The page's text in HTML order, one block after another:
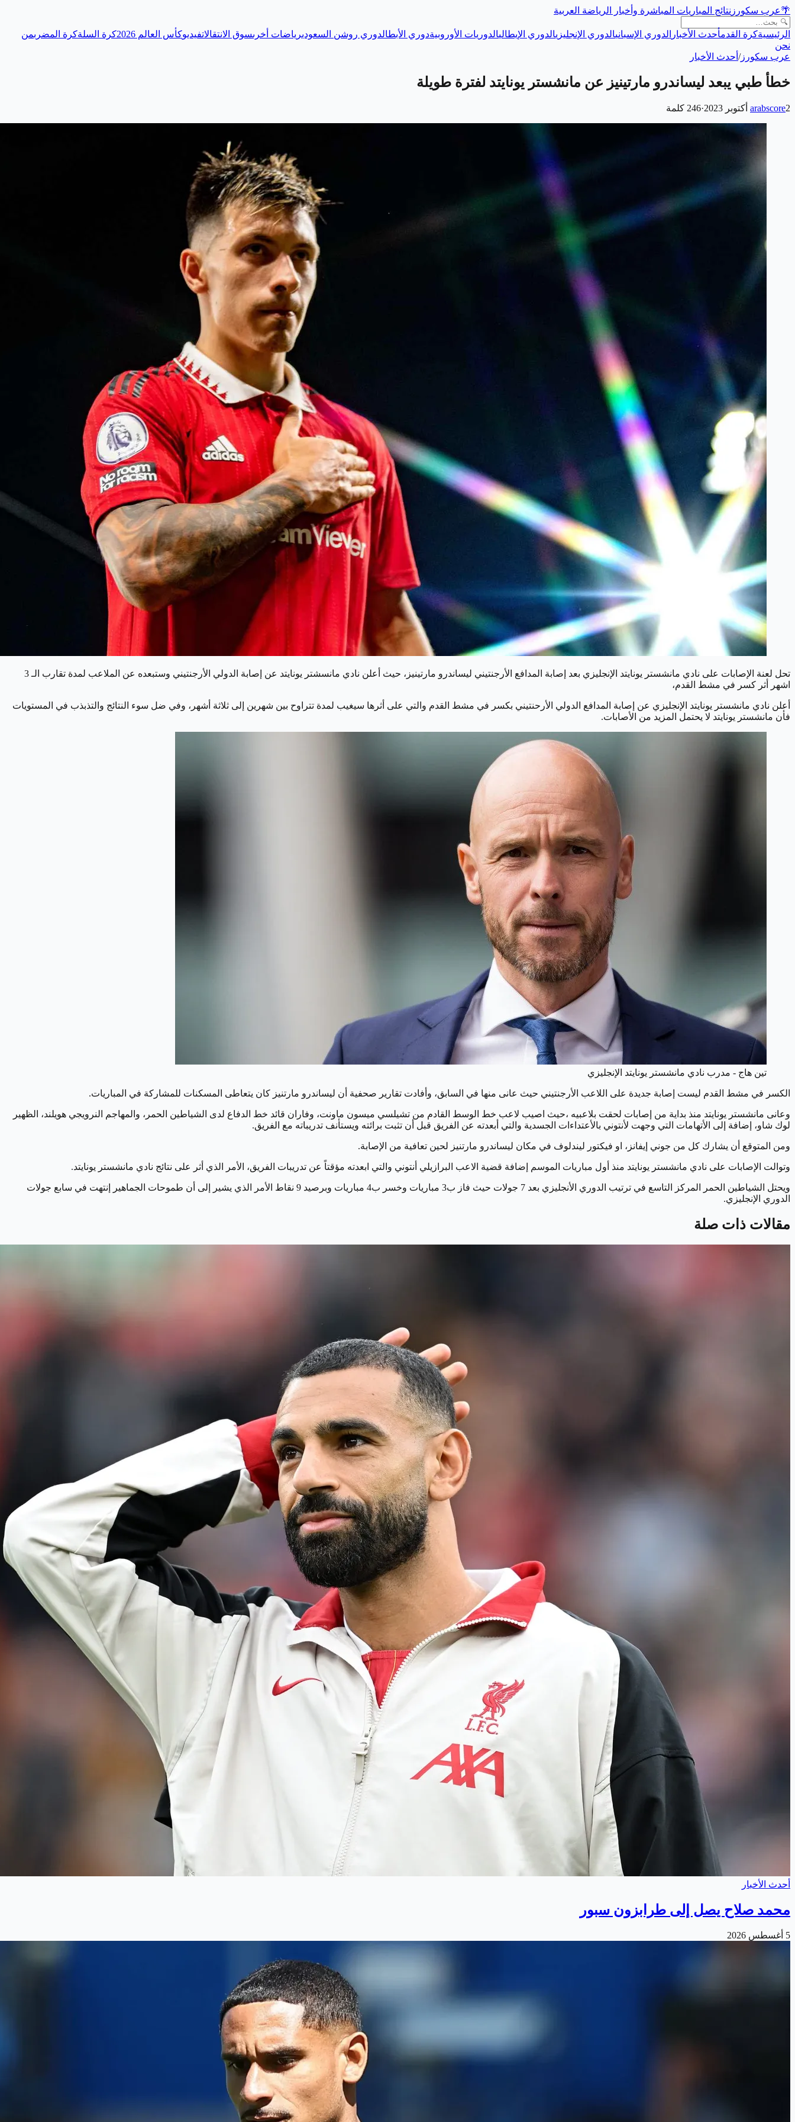
🌴عرب سكورز نتائج المباريات المباشرة وأخبار الرياضة العربية
الرئيسيةكرة القدمأحدث الأخبار الدوري الإسبانيالدوري الإنجليزيالدوري الإيطاليالدوريات الأوروبيةدوري الأبطالدوري روشن السعوديرياضات أخرىسوق الانتقالاتفيديوكأس العالم 2026 كرة السلةكرة المضربمن
نحن
عرب سكورز/ أحدث الأخبار
خطأ طبي يبعد ليساندرو مارتينيز عن مانشستر يونايتد لفترة طويلة
arabscore2 أكتوبر 2023 ·
246 كلمة
تحل لعنة الإصابات على نادي مانشستر يونايتد الإنجليزي بعد إصابة المدافع الأرجنتيني ليساندرو مارتينيز، حيث أعلن نادي مانسشتر يونايتد عن إصابة الدولي الأرجنتيني وستبعده عن الملاعب لمدة تقارب الـ 3
اشهر أثر كسر في مشط القدم،
أعلن نادي مانشستر يونايتد الإنجليزي عن إصابة المدافع الدولي الأرحنتيني بكسر في مشط القدم والتي على أثرها سيغيب لمدة تتراوح بين شهرين إلى ثلاثة أشهر، وفي ضل سوء النتائج والتذبذب في المستويات
فأن مانشستر يونايتد لا يحتمل المزيد من الأصابات.
تين هاج - مدرب نادي مانشستر يونايتد الإنجليزي
الكسر في مشط القدم ليست إصابة جديدة على اللاعب الأرجنتيني حيث عانى منها في السابق، وأفادت تقارير صحفية أن ليساندرو مارتنيز كان يتعاطى المسكنات للمشاركة في المباريات.
وعانى مانشستر يونايتد منذ بداية من إصابات لحقت بلاعبيه ،حيث اصيب لاعب خط الوسط القادم من تشيلسي ميسون ماونت، وفاران قائد خط الدفاع لدى الشياطين الحمر، والمهاجم النرويجي هويلند، الظهير
لوك شاو، إضافة إلى الأتهامات التي وجهت لأنتوني بالأعتداءات الجسدية والتي أبعدته عن الفريق قبل أن تثبت برائته ويستأنف تدريباته مع الفريق.
ومن المتوقع أن يشارك كل من جوني إيفانز، او فيكتور ليندلوف في مكان ليساندرو مارتنيز لحين تعافية من الإصابة.
وتوالت الإصابات على نادي مانشستر يونايتد منذ أول مباريات الموسم إضافة قضية الاعب البرازيلي أنتوني والتي ابعدته مؤقتاً عن تدريبات الفريق، الأمر الذي أثر على نتائج نادي مانشستر يونايتد.
ويحتل الشياطين الحمر المركز التاسع في ترتيب الدوري الأنجليزي بعد 7 جولات حيث فاز ب3 مباريات وخسر ب4 مباريات وبرصيد 9 نقاط الأمر الذي يشير إلى أن طموحات الجماهير إنتهت في سابع جولات
الدوري الإنجليزي.
مقالات ذات صلة
أحدث الأخبار
محمد صلاح يصل إلى طرابزون سبور
5 أغسطس 2026